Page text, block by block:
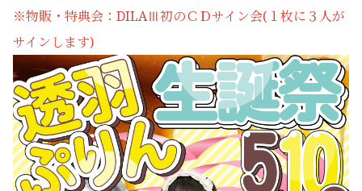
※物販・特典会：DILAⅢ初のＣＤサイン会(１枚に３人が
サインします)